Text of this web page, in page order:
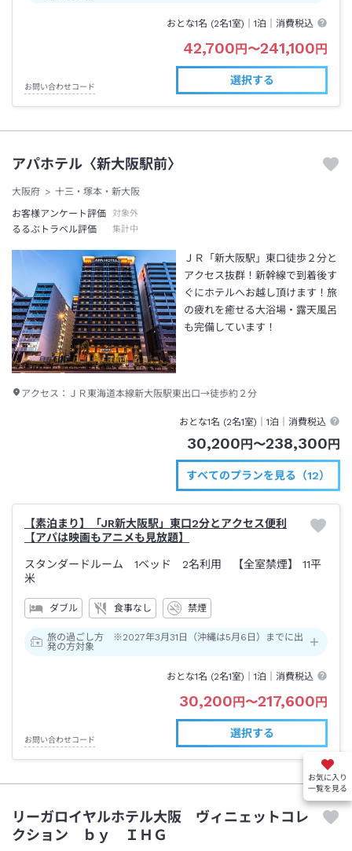
おとな1名 (2名1室)｜1泊 ｜消費税込
42,700円〜241,100円
お問い合わせコード
選択する
アパホテル〈新大阪駅前〉
大阪府
十三・塚本・新大阪
お客様アンケート評価
対象外
るるぶトラベル評価 集計中
ＪＲ「新大阪駅」東口徒歩２分と
アクセス抜群！新幹線で到着後す
ぐにホテルへお越し頂けます！旅
の疲れを癒せる大浴場・露天風呂
も完備しています！
アクセス： ＪＲ東海道本線新大阪駅東出口→徒歩約２分
おとな1名 (2名1室)｜1泊 ｜消費税込
30,200円〜238,300円
すべてのプランを見る（12）
【素泊まり】「JR新大阪駅」東口2分とアクセス便利
【アパは映画もアニメも見放題】
スタンダードルーム 1ベッド 2名利用 【全室禁煙】
11平
米
ダブル 食事なし 禁煙
旅の過ごし方 ※2027年3月31日（沖縄は5月6日）までに出
発の方対象
おとな1名 (2名1室)｜1泊 ｜消費税込
30,200円〜217,600円
お問い合わせコード
選択する
リーガロイヤルホテル大阪 ヴィニェットコレ
クション ｂｙ ＩＨＧ
お気に入り
一覧を見る